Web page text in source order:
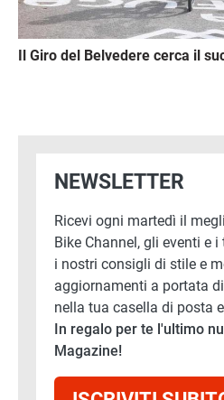
Il Giro del Belvedere cerca il
NEWSLETTER
Ricevi ogni martedì il
Bike Channel, gli eventi e
i nostri consigli di stile e
aggiornamenti a portata
nella tua casella di posta
In regalo per te l'ultimo
Magazine!